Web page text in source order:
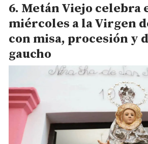
Metán Viejo celebra
miércoles a la Virgen
con misa, procesión y
gaucho